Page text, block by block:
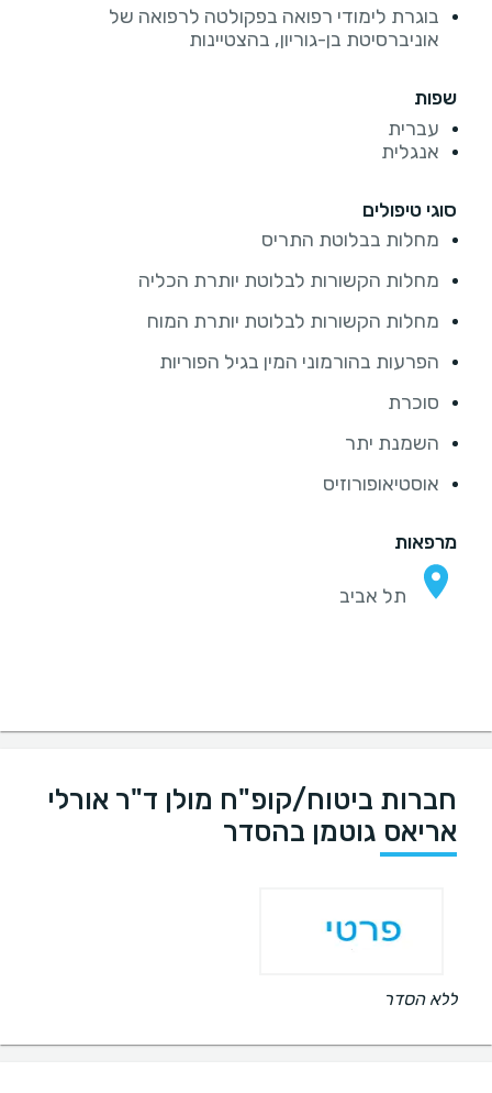
בוגרת לימודי רפואה בפקולטה לרפואה של
אוניברסיטת בן-גוריון, בהצטיינות
שפות
עברית
אנגלית
סוגי טיפולים
מחלות בבלוטת התריס
מחלות הקשורות לבלוטת יותרת הכליה
מחלות הקשורות לבלוטת יותרת המוח
הפרעות בהורמוני המין בגיל הפוריות
סוכרת
השמנת יתר​
אוסטיאופורוזיס
מרפאות
תל אביב
חברות ביטוח/קופ"ח מולן ד"ר אורלי
אריאס גוטמן בהסדר
ללא הסדר